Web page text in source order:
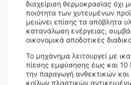
διαχείριση θερμοκρασίας όχι
ποιότητα των χυτευμένων
μειώνει επίσης τα απόβλητα
κατανάλωση ενέργειας,
οικονομικά αποδοτικές
Το μηχάνημα λειτουργεί με
πίεσης εμφύσησης έως και 10
την παραγωγή ανθεκτικών
κοίλων πλαστικών